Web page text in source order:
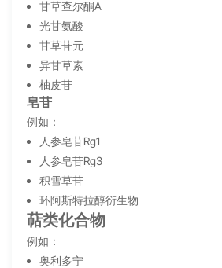
甘草查尔酮A
光甘氨酸
甘草苷元
异甘草素
柚皮苷
皂苷
例如：
人参皂苷Rg1
人参皂苷Rg3
积雪草苷
环阿斯特拉醇衍生物
萜类化合物
例如：
奥利多宁